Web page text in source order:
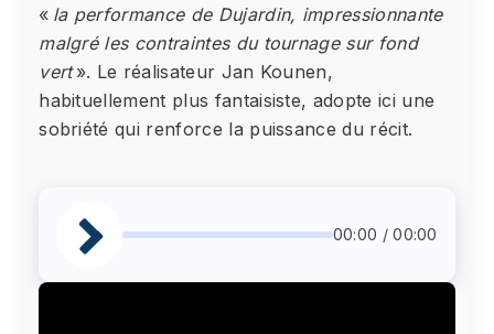
« la performance de Dujardin, impressionnante
malgré les contraintes du tournage sur fond
vert». Le réalisateur Jan Kounen,
habituellement plus fantaisiste, adopte ici une
sobriété qui renforce la puissance du récit.
00:00 / 00:00